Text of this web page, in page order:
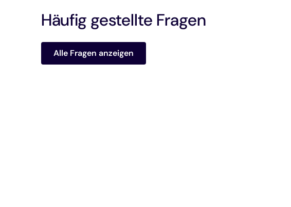
Häufig gestellte Fragen
Alle Fragen anzeigen